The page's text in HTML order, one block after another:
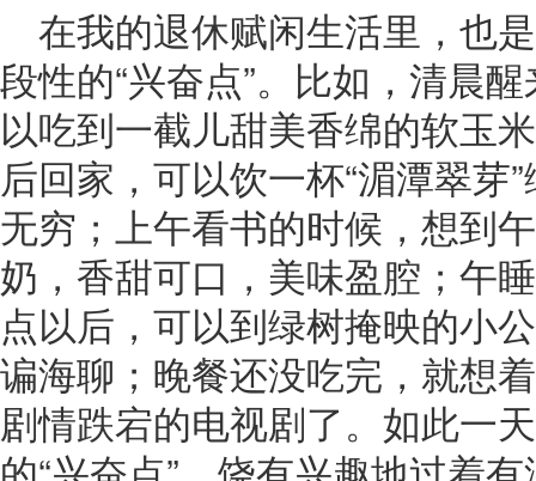
在我的退休赋闲生活里，也
段性的“兴奋点”。比如，清晨
以吃到一截儿甜美香绵的软玉
后回家，可以饮一杯“湄潭翠芽
无穷；上午看书的时候，想到
奶，香甜可口，美味盈腔；午
点以后，可以到绿树掩映的小
谝海聊；晚餐还没吃完，就想
剧情跌宕的电视剧了。如此一